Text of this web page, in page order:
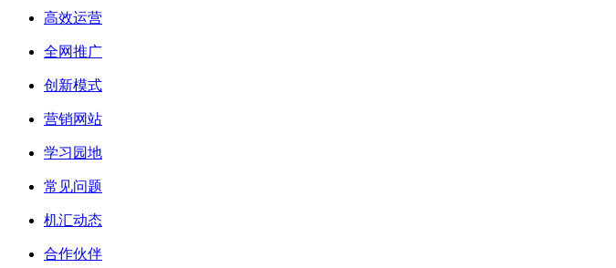
高效运营
全网推广
创新模式
营销网站
学习园地
常见问题
机汇动态
合作伙伴